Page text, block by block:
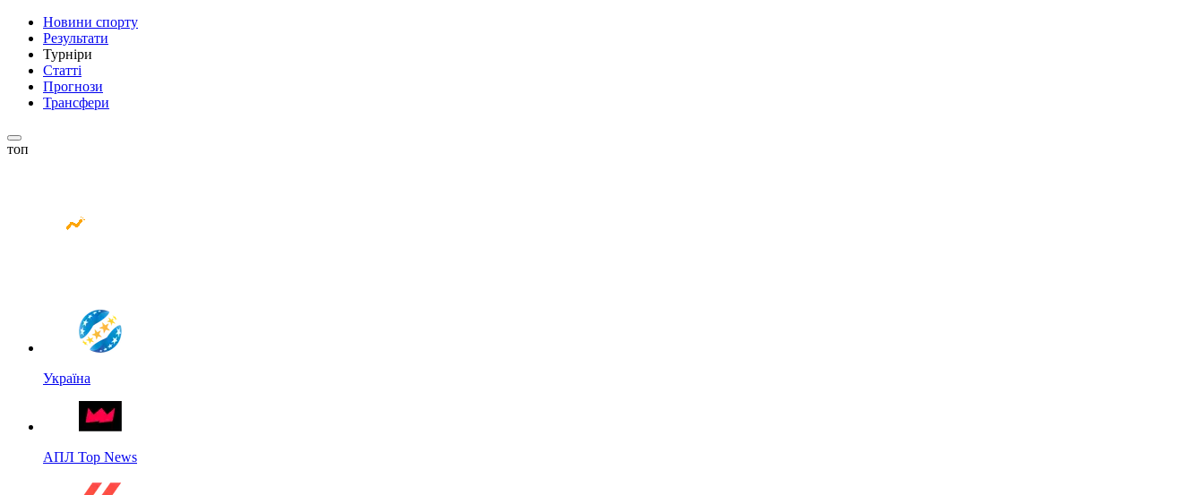
Новини спорту
Результати
Турніри
Статті
Прогнози
Трансфери
топ
Україна
АПЛ Top News